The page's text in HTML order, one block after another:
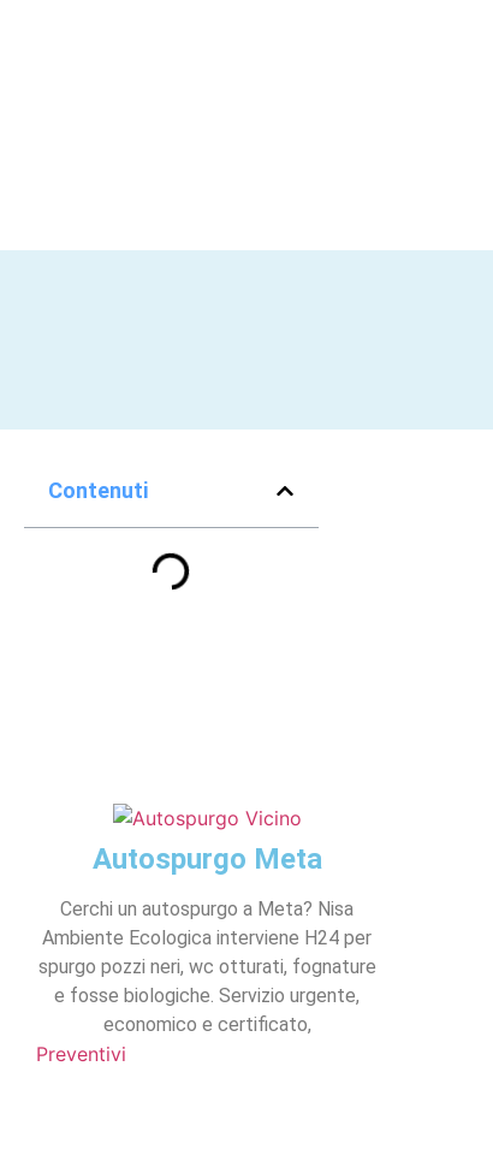
Contenuti
Autospurgo Meta
Cerchi un autospurgo a Meta? Nisa
Ambiente Ecologica interviene H24 per
spurgo pozzi neri, wc otturati, fognature
e fosse biologiche. Servizio urgente,
economico e certificato,
Preventivi